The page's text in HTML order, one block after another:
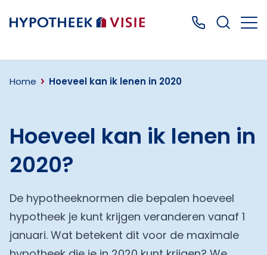
Terug naar home Bel ons: 0499
Home Hoeveel kan ik lenen in 2020
Hoeveel kan ik lenen in
2020?
De hypotheeknormen die bepalen hoeveel
hypotheek je kunt krijgen veranderen vanaf 1
januari. Wat betekent dit voor de maximale